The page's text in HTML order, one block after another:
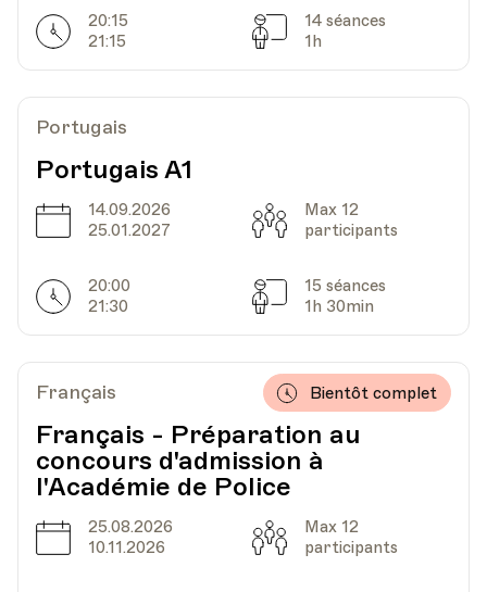
Av. de Cour 33
Lieu1005, Lausanne
Av. de Cour 33
Date06.11.2025 Heure
18.00
Lieu
HEP - Haute Ecole Pédagogique - Salle 717
1005, Lausanne
Av. de Cour 33
Horarires
20:15
21:15
Séances
14 séances
1h
Portugais
Portugais A1
Date
14.09.2026
25.01.2027
Capacité
Max 12
participants
Horarires
20:00
21:30
Séances
15 séances
1h 30min
Français
Français - Préparation au
concours d'admission à
l'Académie de Police
Bientôt complet
Date
25.08.2026
10.11.2026
Capacité
Max 12
participants